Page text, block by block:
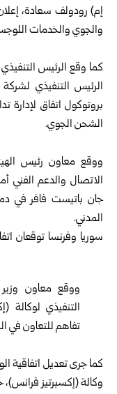
إم) رودولف سعادة،
والجوي والخدمات
كما وقع الرئيس
الرئيس التنفيذي
بروتوكول اتفاق
الشحن الجوي.
ووقع معاون رئيس
الاتصال والدعم الفني
جان باتيست فافر في
المدني.
ووقع معاون
التنفيذي لوكالة
تفاهم للتعاون في
كما جرى تعديل اتفاقية
وكالة (إكسبرتيز فرانس)،